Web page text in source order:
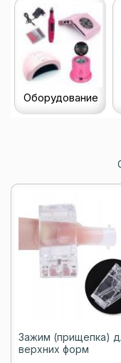
Оборудование
Зажим (прищепка)
верхних форм